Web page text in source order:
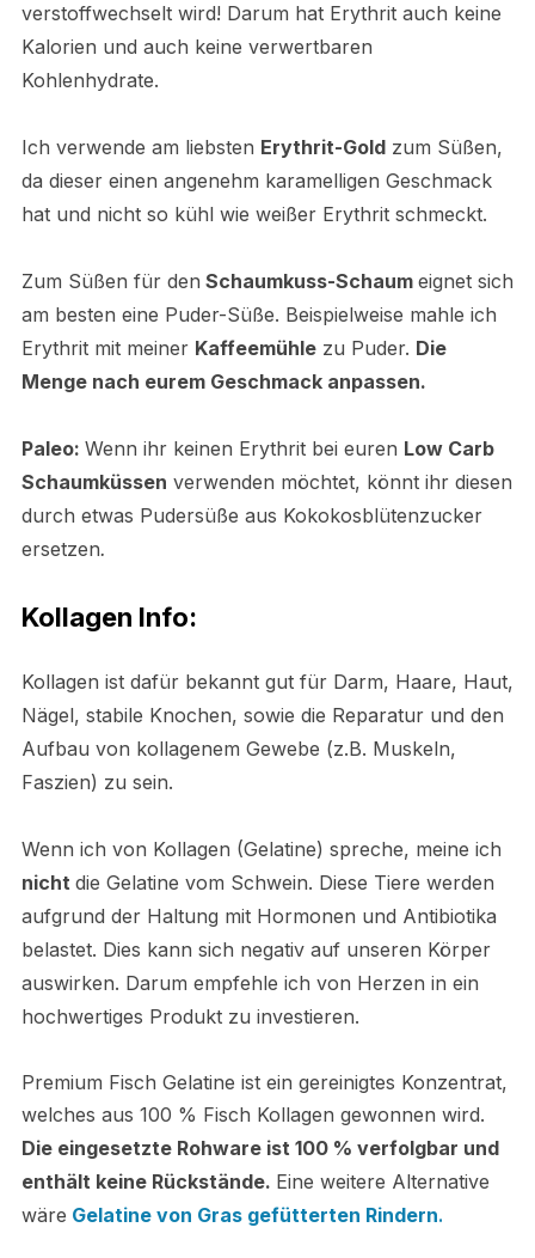
verstoffwechselt wird! Darum hat Erythrit auch keine
Kalorien und auch keine verwertbaren
Kohlenhydrate.
Ich verwende am liebsten Erythrit-Goldzum Süßen,
da dieser einen angenehm karamelligen Geschmack
hat und nicht so kühl wie weißer Erythrit schmeckt.
Zum Süßen für den Schaumkuss-Schaum eignet sich
am besten eine Puder-Süße. Beispielweise mahle ich
Erythrit mit meiner Kaffeemühlezu Puder. Die
Menge nach eurem Geschmack anpassen.
Paleo: Wenn ihr keinen Erythrit bei euren Low Carb
Schaumküssen verwenden möchtet, könnt ihr diesen
durch etwas Pudersüße aus Kokokosblütenzucker
ersetzen.
Kollagen Info:
Kollagen ist dafür bekannt gut für Darm, Haare, Haut,
Nägel, stabile Knochen, sowie die Reparatur und den
Aufbau von kollagenem Gewebe (z.B. Muskeln,
Faszien) zu sein.
Wenn ich von Kollagen (Gelatine) spreche, meine ich
nicht die Gelatine vom Schwein. Diese Tiere werden
aufgrund der Haltung mit Hormonen und Antibiotika
belastet. Dies kann sich negativ auf unseren Körper
auswirken. Darum empfehle ich von Herzen in ein
hochwertiges Produkt zu investieren.
Premium Fisch Gelatine ist ein gereinigtes Konzentrat,
welches aus 100 % Fisch Kollagen gewonnen wird.
Die eingesetzte Rohware ist 100 % verfolgbar und
enthält keine Rückstände. Eine weitere Alternative
wäre Gelatine von Gras gefütterten Rindern.